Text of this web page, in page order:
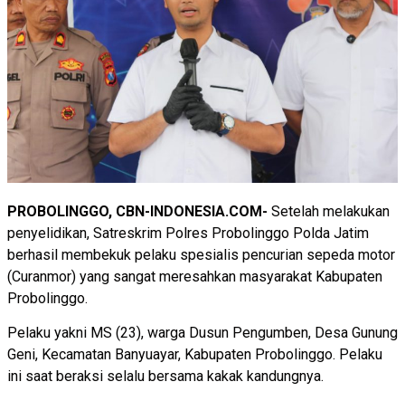
PROBOLINGGO, CBN-INDONESIA.COM- Setelah melakukan
penyelidikan, Satreskrim Polres Probolinggo Polda Jatim
berhasil membekuk pelaku spesialis pencurian sepeda motor
(Curanmor) yang sangat meresahkan masyarakat Kabupaten
Probolinggo.
Pelaku yakni MS (23), warga Dusun Pengumben, Desa Gunung
Geni, Kecamatan Banyuayar, Kabupaten Probolinggo. Pelaku
ini saat beraksi selalu bersama kakak kandungnya.